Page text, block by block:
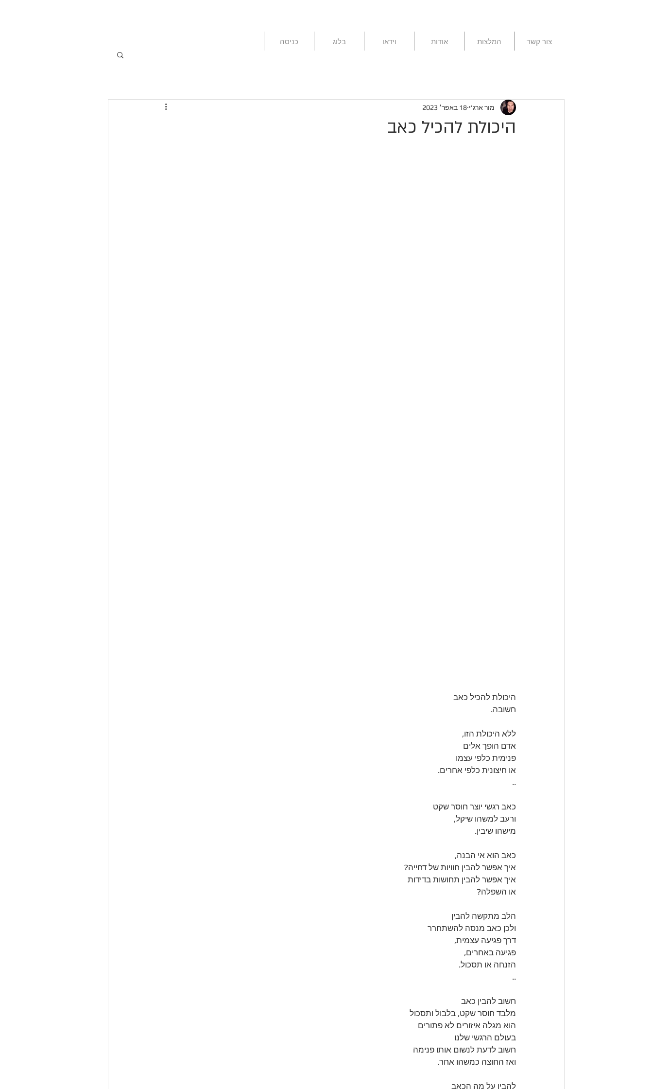
צור קשר המלצות אודות וידאו בלוג כניסה
היכולת להכיל כאב
מור ארג'י 18 באפר׳ 2023
היכולת להכיל כאב
חשובה.
ללא היכולת הזו,
אדם הופך אלים
פנימית כלפי עצמו
או חיצונית כלפי אחרים.
..
כאב רגשי יוצר חוסר שקט
ורעב למשהו שיקל,
מישהו שיבין.
כאב הוא אי הבנה,
איך אפשר להבין חוויות של דחייה?
איך אפשר להבין תחושות בדידות
או השפלה?
הלב מתקשה להבין
ולכן כאב מנסה להשתחרר
דרך פגיעה עצמית,
פגיעה באחרים,
הזנחה או תסכול.
..
חשוב להבין כאב
מלבד חוסר שקט, בלבול ותסכול
הוא מגלה איזורים לא פתורים
בעולם הרגשי שלנו
חשוב לדעת לנשום אותו פנימה
ואז החוצה כמשהו אחר.
להבין על מה הכאב